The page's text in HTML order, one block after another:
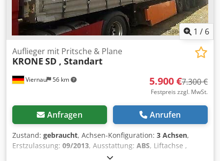
gewünscht? Mit unseren Value Added Service bieten wir
Ihnen individuelle Finanzierungsmöglichkeiten, Full
Service-und Telematik-Dienstleistungen. Wir beraten Sie
1 / 6
Viernau 56 km
Auflieger mit Pritsche & Plane
KRONE SD , Standart
5.900 €7.300 €
Festpreis zzgl. MwSt.
Anfragen Anrufen
Zustand: gebraucht, Achsen-Konfiguration: 3 Achsen,
Erstzulassung: 09/2013, Ausstattung: ABS, Liftachse ,
EDSCHA Dach defekt ! Crjdogqnczopfx Aatjf